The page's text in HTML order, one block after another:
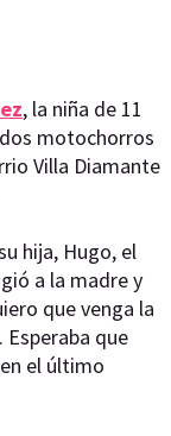
, la niña de 11
motochorros
Villa Diamante
hija, Hugo, el
a la madre y
que venga la
que
el último